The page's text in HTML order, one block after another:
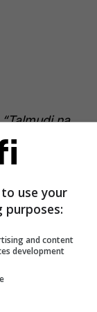
“Talmudi na
mesazhi i
se fillon
nuk është
morale
tregoi se
use your
and content
development